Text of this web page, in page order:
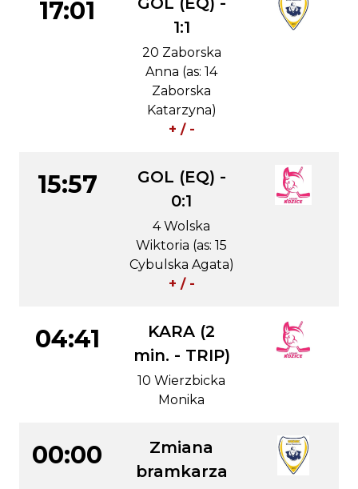
17:01
1:1
20 Zaborska
Anna (as: 14
Zaborska
Katarzyna)
+ / -
15:57
GOL (EQ) -
0:1
4 Wolska
Wiktoria (as: 15
Cybulska Agata)
+ / -
04:41
KARA (2
min. - TRIP)
10 Wierzbicka
Monika
00:00
Zmiana
bramkarza